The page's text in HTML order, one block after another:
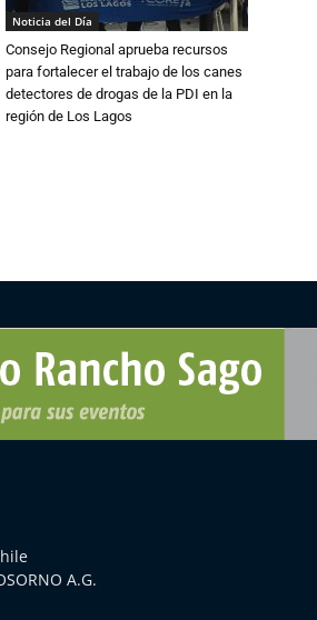
Noticia del Día
Consejo Regional aprueba recursos
para fortalecer el trabajo de los canes
detectores de drogas de la PDI en la
región de Los Lagos
A.G.